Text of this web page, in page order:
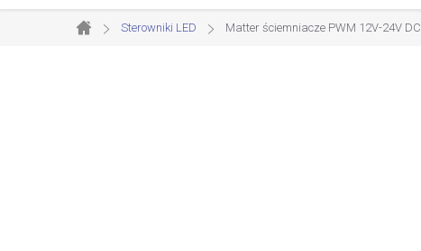
Home
Sterowniki LED Matter ściemniacze PWM 12V-24V DC